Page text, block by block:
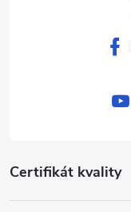
Certifikát kvality